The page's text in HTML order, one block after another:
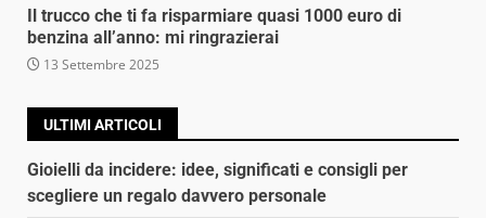
Il trucco che ti fa risparmiare quasi 1000 euro di
benzina all’anno: mi ringrazierai
13 Settembre 2025
ULTIMI ARTICOLI
Gioielli da incidere: idee, significati e consigli per
scegliere un regalo davvero personale